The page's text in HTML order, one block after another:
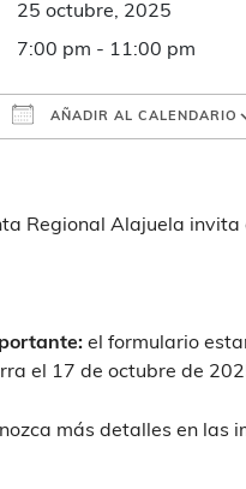
25 octubre, 2025
7:00 pm - 11:00 pm
AÑADIR AL CALENDARIO
Regional Alajuela
el formulario
el 17 de octubre de
más detalles en las